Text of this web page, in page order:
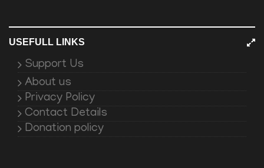
USEFULL LINKS
Support Us
About us
Privacy Policy
Contact Details
Donation policy